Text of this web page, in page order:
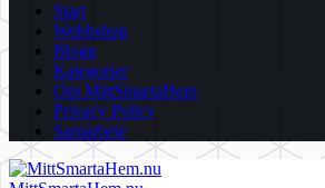
Start
Webbshop
Blogg
Kategorier
Om MittSmartaHem
Privacy Policy
Samarbete